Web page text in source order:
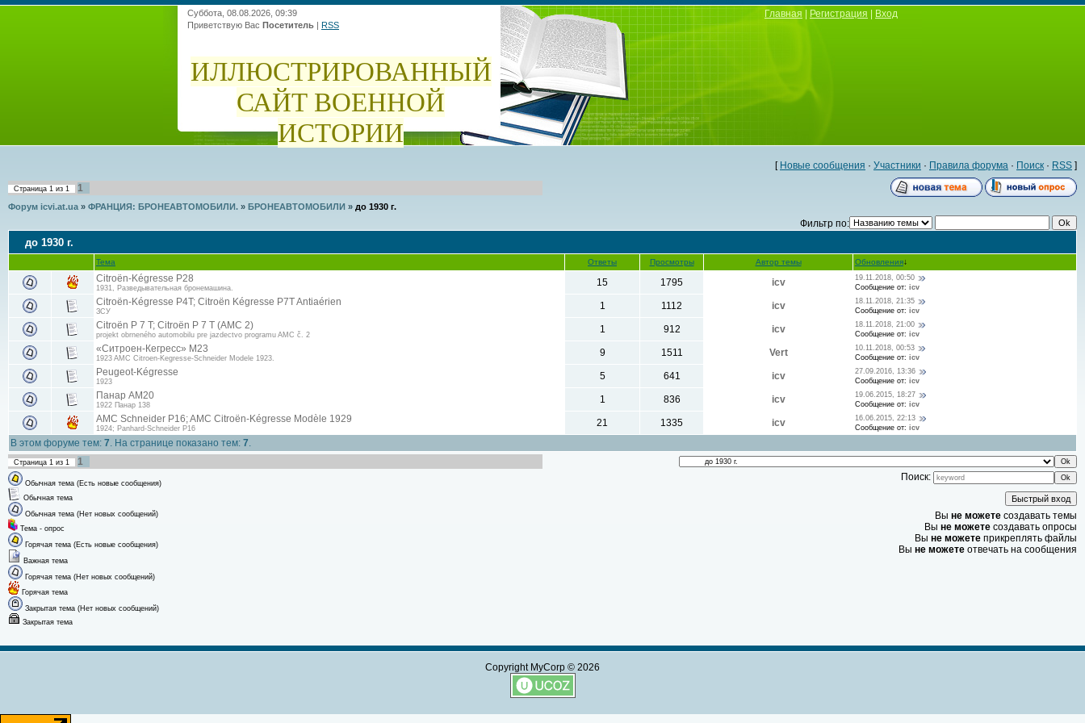
Суббота, 08.08.2026, 09:39
Приветствую Вас Посетитель | RSS
ИЛЛЮСТРИРОВАННЫЙ
САЙТ ВОЕННОЙ
ИСТОРИИ
Главная Регистрация Вход
[ Новые сообщения · Участники · Правила форума · Поиск · RSS ]
Страница 1 из 1 1
Форум icvi.at.ua » ФРАНЦИЯ: БРОНЕАВТОМОБИЛИ. » БРОНЕАВТОМОБИЛИ » до 1930 г.
Фильтр по:
до 1930 г.
Тема Ответы Просмотры Автор темы Обновления↓
Citroën-Kégresse P28
1931, Разведывательная бронемашина. 15 1795 icv
19.11.2018, 00:50
Сообщение от: icv
Citroën-Kégresse P4T; Citroën Kégresse P7T Antiaérien
ЗСУ 1 1112 icv
18.11.2018, 21:35
Сообщение от: icv
Citroën P 7 T; Citroën P 7 T (AMC 2)
projekt obrneného automobilu pre jazdectvo programu AMC č. 2 1 912 icv
18.11.2018, 21:00
Сообщение от: icv
«Ситроен-Кегресс» М23
1923 AMC Citroen-Kegresse-Schneider Modele 1923. 9 1511 Vert
10.11.2018, 00:53
Сообщение от: icv
Peugeot-Kégresse
1923 5 641 icv
27.09.2016, 13:36
Сообщение от: icv
Панар АМ20
1922 Панар 138 1 836 icv
19.06.2015, 18:27
Сообщение от: icv
AMC Schneider P16; AMC Citroën-Kégresse Modèle 1929
1924; Panhard-Schneider P16 21 1335 icv
16.06.2015, 22:13
Сообщение от: icv
В этом форуме тем: 7. На странице показано тем: 7.
Страница 1 из 1 1
Обычная тема (Есть новые сообщения)
Обычная тема
Обычная тема (Нет новых сообщений)
Тема - опрос
Горячая тема (Есть новые сообщения)
Важная тема
Горячая тема (Нет новых сообщений)
Горячая тема
Закрытая тема (Нет новых сообщений)
Закрытая тема
Поиск:
Вы не можете создавать темы
Вы не можете создавать опросы
Вы не можете прикреплять файлы
Вы не можете отвечать на сообщения
Copyright MyCorp © 2026